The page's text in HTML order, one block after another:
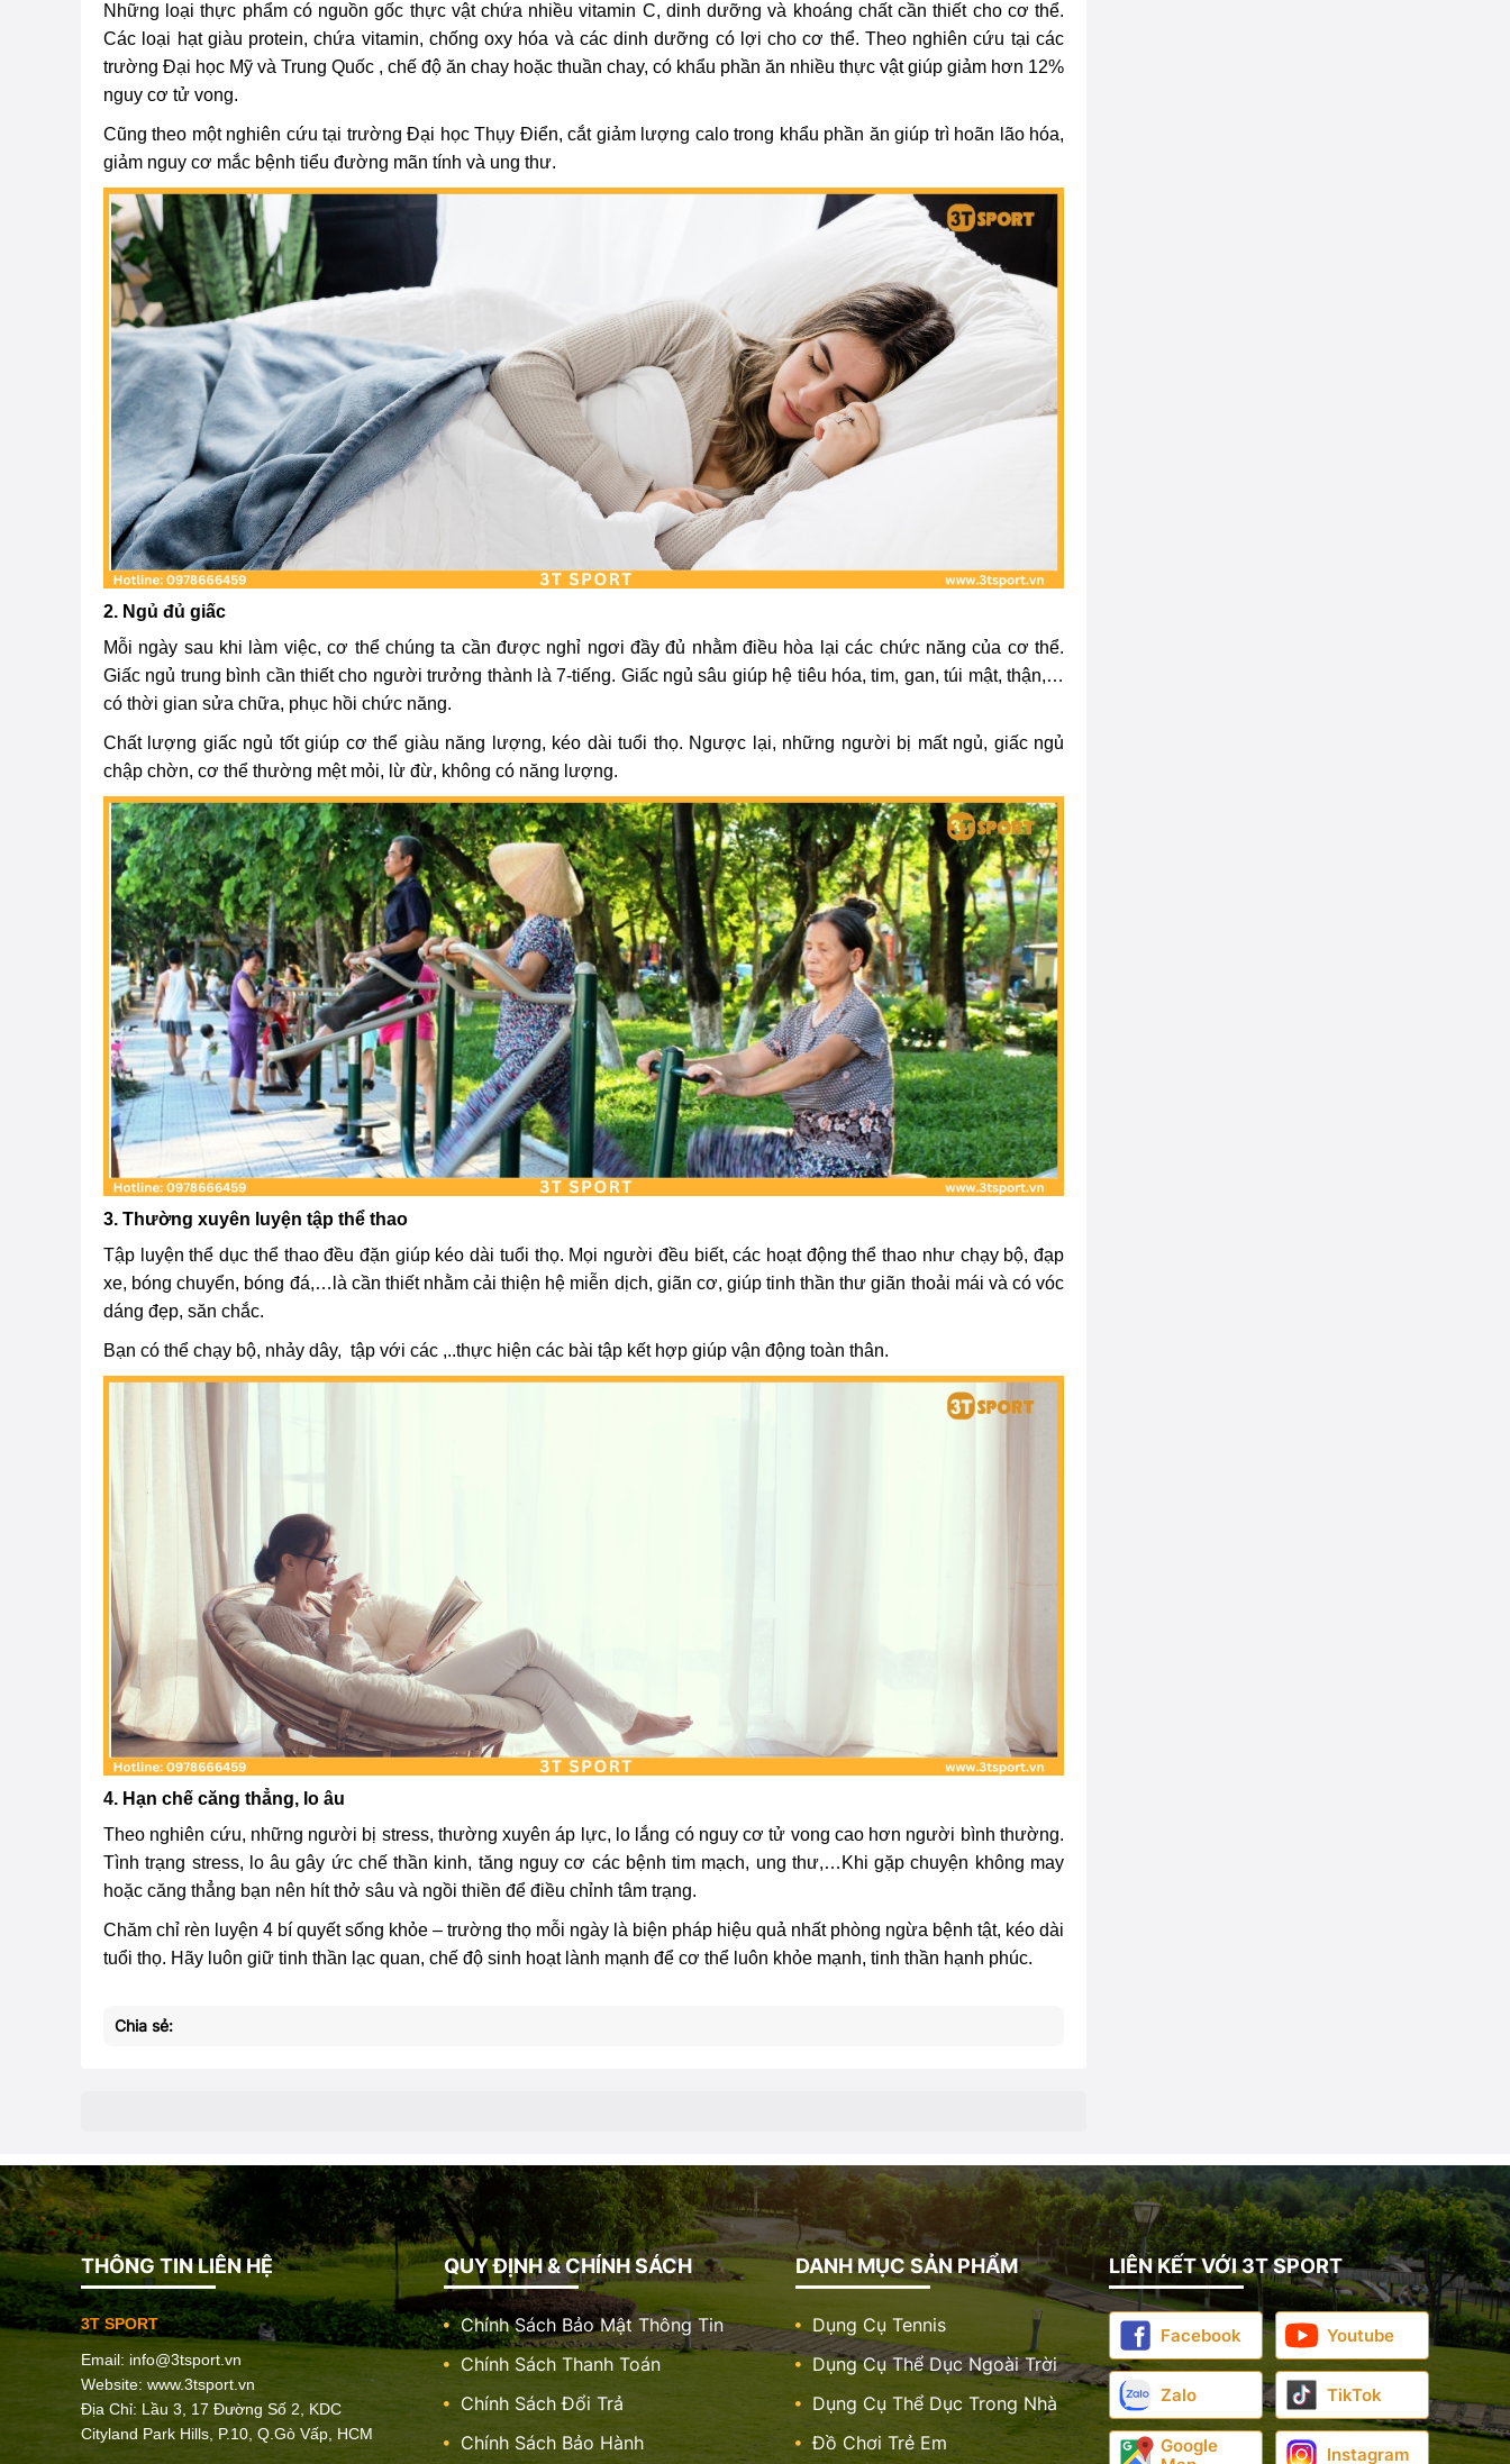
Những loại thực phẩm có nguồn gốc thực vật chứa nhiều vitamin C, dinh dưỡng và khoáng chất cần thiết cho cơ thể.
Các loại hạt giàu protein, chứa vitamin, chống oxy hóa và các dinh dưỡng có lợi cho cơ thể. Theo nghiên cứu tại các
trường Đại học Mỹ và Trung Quốc , chế độ ăn chay hoặc thuần chay, có khẩu phần ăn nhiều thực vật giúp giảm hơn 12%
nguy cơ tử vong.
Cũng theo một nghiên cứu tại trường Đại học Thụy Điển, cắt giảm lượng calo trong khẩu phần ăn giúp trì hoãn lão hóa,
giảm nguy cơ mắc bệnh tiểu đường mãn tính và ung thư.
2. Ngủ đủ giấc
Mỗi ngày sau khi làm việc, cơ thể chúng ta cần được nghỉ ngơi đầy đủ nhằm điều hòa lại các chức năng của cơ thể.
Giấc ngủ trung bình cần thiết cho người trưởng thành là 7-tiếng. Giấc ngủ sâu giúp hệ tiêu hóa, tim, gan, túi mật, thận,…
có thời gian sửa chữa, phục hồi chức năng.
Chất lượng giấc ngủ tốt giúp cơ thể giàu năng lượng, kéo dài tuổi thọ. Ngược lại, những người bị mất ngủ, giấc ngủ
chập chờn, cơ thể thường mệt mỏi, lừ đừ, không có năng lượng.
3. Thường xuyên luyện tập thể thao
Tập luyện thể dục thể thao đều đặn giúp kéo dài tuổi thọ. Mọi người đều biết, các hoạt động thể thao như chạy bộ, đạp
xe, bóng chuyển, bóng đá,…là cần thiết nhằm cải thiện hệ miễn dịch, giãn cơ, giúp tinh thần thư giãn thoải mái và có vóc
dáng đẹp, săn chắc.
Bạn có thể chạy bộ, nhảy dây, tập với các ,..thực hiện các bài tập kết hợp giúp vận động toàn thân.
4. Hạn chế căng thẳng, lo âu
Theo nghiên cứu, những người bị stress, thường xuyên áp lực, lo lắng có nguy cơ tử vong cao hơn người bình thường.
Tình trạng stress, lo âu gây ức chế thần kinh, tăng nguy cơ các bệnh tim mạch, ung thư,…Khi gặp chuyện không may
hoặc căng thẳng bạn nên hít thở sâu và ngồi thiền để điều chỉnh tâm trạng.
Chăm chỉ rèn luyện 4 bí quyết sống khỏe – trường thọ mỗi ngày là biện pháp hiệu quả nhất phòng ngừa bệnh tật, kéo dài
tuổi thọ. Hãy luôn giữ tinh thần lạc quan, chế độ sinh hoạt lành mạnh để cơ thể luôn khỏe mạnh, tinh thần hạnh phúc.
Chia sẻ:
THÔNG TIN LIÊN HỆ
3T SPORT
Email: info@3tsport.vn
Website: www.3tsport.vn
Địa Chỉ: Lầu 3, 17 Đường Số 2, KDC
Cityland Park Hills, P.10, Q.Gò Vấp, HCM
QUY ĐỊNH & CHÍNH SÁCH
Chính Sách Bảo Mật Thông Tin
Chính Sách Thanh Toán
Chính Sách Đổi Trả
Chính Sách Bảo Hành
DANH MỤC SẢN PHẨM
Dụng Cụ Tennis
Dụng Cụ Thể Dục Ngoài Trời
Dụng Cụ Thể Dục Trong Nhà
Đồ Chơi Trẻ Em
LIÊN KẾT VỚI 3T SPORT
Facebook Youtube
Zalo TikTok
Google
Instagram